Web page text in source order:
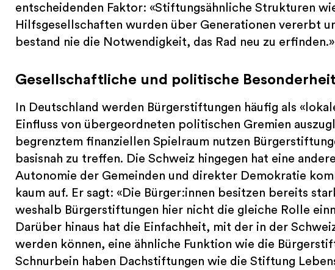
entscheidenden Faktor: «Stiftungsähnliche Strukturen
Hilfsgesellschaften wurden über Generationen vererbt
bestand nie die Notwendigkeit, das Rad neu zu erfinden.»
Gesellschaftliche und politische
In Deutschland werden Bürgerstiftungen häufig als
Einfluss von übergeordneten politischen Gremien
begrenztem finanziellen Spielraum nutzen
basisnah zu treffen. Die Schweiz hingegen hat eine
Autonomie der Gemeinden und direkter Demokratie
kaum auf. Er sagt: «Die Bürger:innen besitzen bereits
weshalb Bürgerstiftungen hier nicht die gleiche Rolle
Darüber hinaus hat die Einfachheit, mit der in der
werden können, eine ähnliche Funktion wie die
Schnurbein haben Dachstiftungen wie die Stiftung